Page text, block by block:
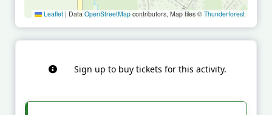
Leaflet | Data OpenStreetMap contributors, Map tiles © Thunderforest
Sign up to buy tickets for this activity.